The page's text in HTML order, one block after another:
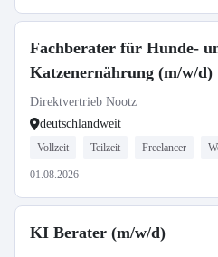
Fachberater für Hunde-
Katzenernährung (m/w/d)
Direktvertrieb Nootz
deutschlandweit
Vollzeit Teilzeit Freelancer
01.08.2026
KI Berater (m/w/d)